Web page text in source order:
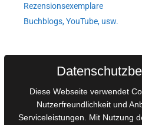
Rezensionsexemplare
Buchblogs, YouTube, usw.
AGB für Medienprojekte
Online-Artikel
Manuskripte einreichen
Diese Webseite verwendet
Nutzerfreundlichkeit und
Serviceleistungen. Mit Nutzung